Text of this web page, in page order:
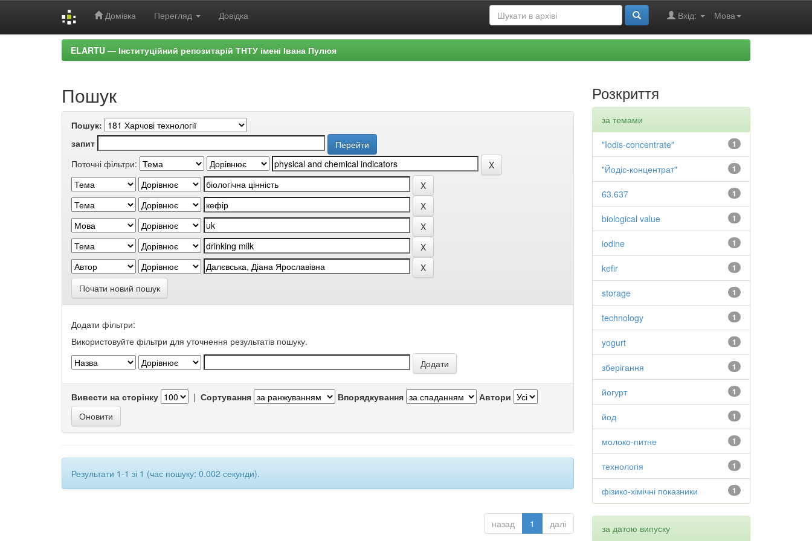
Домівка Перегляд Довідка Мова
Вхід:
ELARTU — Інституційний репозитарій ТНТУ імені Івана Пулюя
Пошук
Пошук:
запит
Поточні фільтри:
Почати новий пошук
Додати фільтри:
Використовуйте фільтри для уточнення результатів пошуку.
Вивести на сторінку | Сортування Впорядкування Автори
Результати 1-1 зі 1 (час пошуку: 0.002 секунди).
назад 1 далі
Розкриття
за темами
1
"Iodis-concentrate"
1
"Йодіс-концентрат"
1
63.637
1
biological value
1
iodine
1
kefir
1
storage
1
technology
1
yogurt
1
зберігання
1
йогурт
1
йод
1
молоко-питне
1
технологія
1
фізико-хімічні показники
за датою випуску